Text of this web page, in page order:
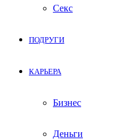
Секс
ПОДРУГИ
КАРЬЕРА
Бизнес
Деньги